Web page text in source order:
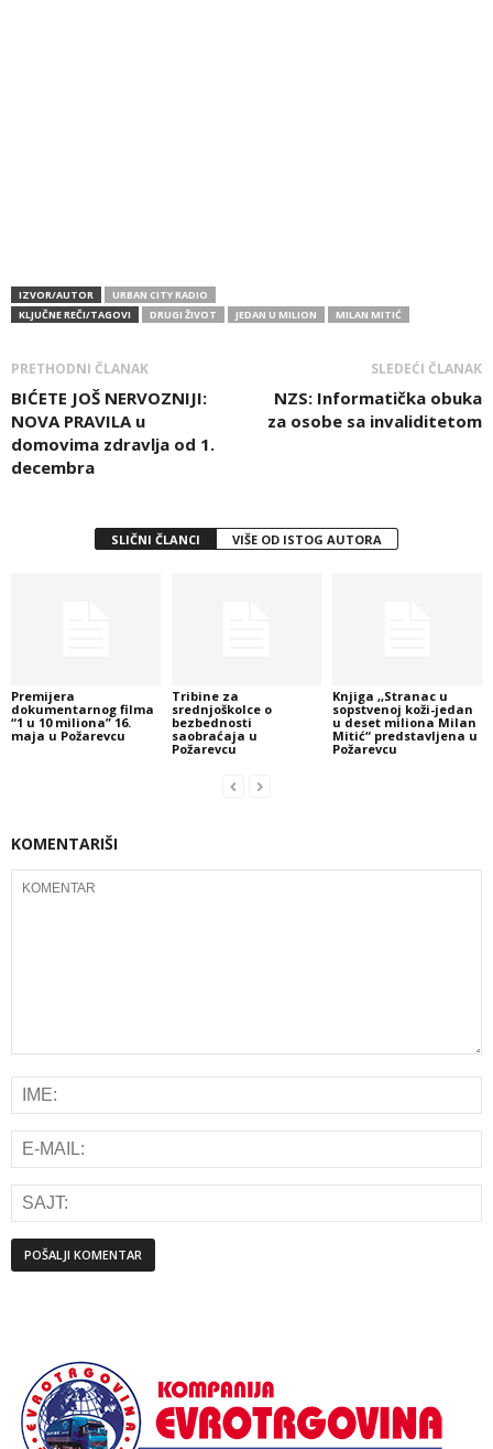
IZVOR/AUTOR
URBAN CITY RADIO
KLJUČNE REČI/TAGOVI
DRUGI ŽIVOT JEDAN U MILION MILAN MITIĆ
PRETHODNI ČLANAK
BIĆETE JOŠ NERVOZNIJI:
NOVA PRAVILA u
domovima zdravlja od 1.
decembra
SLEDEĆI ČLANAK
NZS: Informatička obuka
za osobe sa invaliditetom
SLIČNI ČLANCI VIŠE OD ISTOG AUTORA
Premijera
dokumentarnog filma
“1 u 10 miliona” 16.
maja u Požarevcu
Tribine za
srednjoškolce o
bezbednosti
saobraćaja u
Požarevcu
Knjiga ,,Stranac u
sopstvenoj koži-jedan
u deset miliona Milan
Mitić“ predstavljena u
Požarevcu
KOMENTARIŠI